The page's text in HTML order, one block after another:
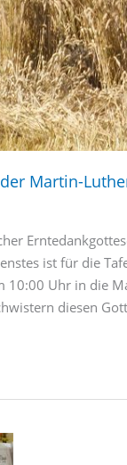
Martin-
ist für die
10:00 Uhr in die
diesen